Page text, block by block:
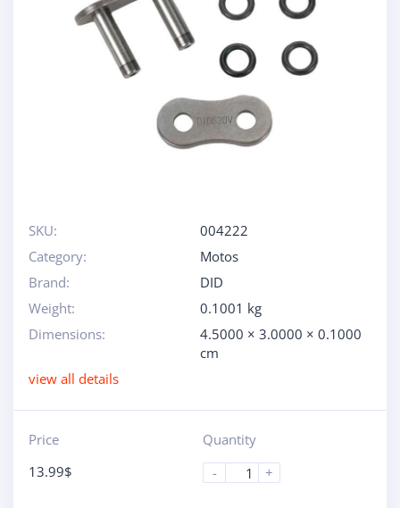
SKU:
004222
Category:
Motos
Brand:
DID
Weight:
0.1001 kg
Dimensions:
4.5000 × 3.0000 × 0.1000
cm
view all details
Price
13.99$
Quantity
-
+